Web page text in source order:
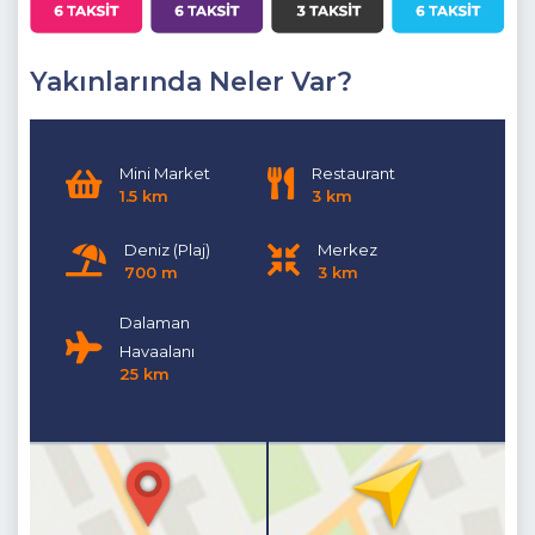
Yakınlarında Neler Var?
Mini Market
1.5 km
Restaurant
3 km
Deniz (Plaj)
700 m
Merkez
3 km
Dalaman
Havaalanı
25 km